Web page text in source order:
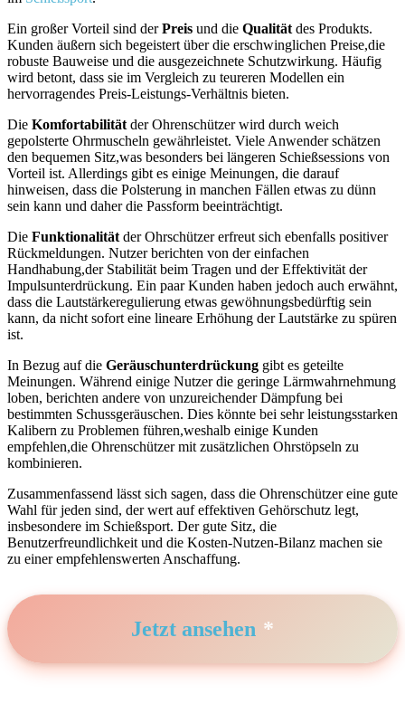
Ein​ großer Vorteil ​sind ​derPreis und die Qualität des Produkts.
Kunden äußern sich begeistert über die erschwinglichen Preise,die
robuste​ Bauweise und die ⁣ausgezeichnete Schutzwirkung. Häufig
wird betont, dass sie im Vergleich zu teureren Modellen ein
hervorragendes Preis-Leistungs-Verhältnis ⁢bieten.
Die Komfortabilität der Ohrenschützer wird durch weich
gepolsterte Ohrmuscheln gewährleistet. Viele ‌Anwender schätzen
den bequemen Sitz,was besonders​ bei längeren Schießsessions von
Vorteil ist. Allerdings gibt es einige⁤ Meinungen, die darauf
hinweisen, ⁢dass die Polsterung in manchen Fällen etwas zu dünn
sein‍ kann und daher die Passform beeinträchtigt.
Die Funktionalität der‌ Ohrschützer erfreut sich ebenfalls positiver
Rückmeldungen. Nutzer berichten ‍von der einfachen‍
Handhabung,der Stabilität beim Tragen und der Effektivität der
Impulsunterdrückung. Ein paar Kunden haben jedoch auch erwähnt,
dass ‌die Lautstärkeregulierung etwas gewöhnungsbedürftig⁣ sein
kann,‌ da nicht sofort eine lineare Erhöhung der ⁤Lautstärke zu spüren
ist.
In Bezug auf⁢ die Geräuschunterdrückung gibt es geteilte
Meinungen. Während⁤ einige ‍Nutzer die geringe​ Lärmwahrnehmung
loben, berichten andere ⁤von unzureichender Dämpfung bei
bestimmten ‌Schussgeräuschen. Dies könnte bei sehr leistungsstarken
Kalibern zu Problemen führen,weshalb einige Kunden
empfehlen,die Ohrenschützer mit zusätzlichen Ohrstöpseln zu
kombinieren.
Zusammenfassend‍ lässt sich sagen, dass die⁤ Ohrenschützer eine gute
Wahl ⁣für jeden sind, der wert auf effektiven Gehörschutz legt,
⁤insbesondere ‌im Schießsport. Der gute Sitz, die‍
Benutzerfreundlichkeit und die Kosten-Nutzen-Bilanz machen ‌sie
zu einer empfehlenswerten Anschaffung.
Jetzt ansehen